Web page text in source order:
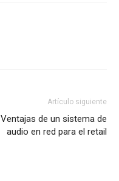
Artículo siguiente
Ventajas de un sistema de
audio en red para el retail